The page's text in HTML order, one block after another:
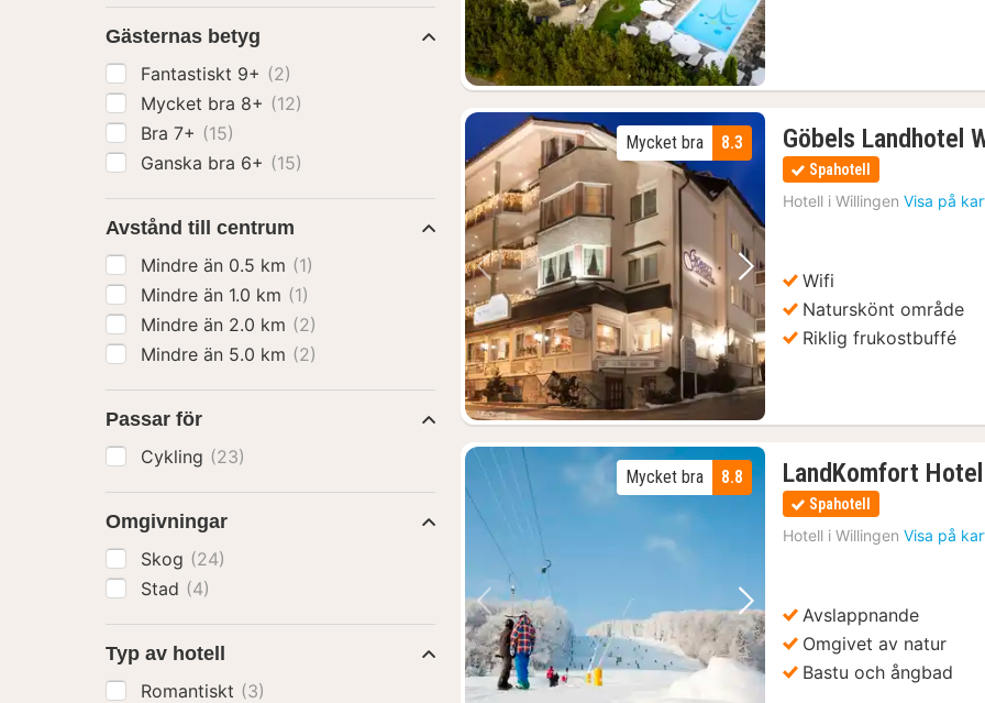
Föregående bild Nästa bild
8.3
Mycket bra Göbels Landhotel
Spahotell
Hotell i Willingen Visa på
Wifi
Naturskönt område
Riklig frukostbuffé
Föregående bild Nästa bild
8.8
Mycket bra LandKomfort Hotel
Spahotell
Hotell i Willingen Visa på
Avslappnande
Omgivet av natur
Bastu och ångbad
Gästernas betyg
Fantastiskt 9+ (2)
Mycket bra 8+ (12)
Bra 7+ (15)
Ganska bra 6+ (15)
Avstånd till centrum
Mindre än 0.5 km (1)
Mindre än 1.0 km (1)
Mindre än 2.0 km (2)
Mindre än 5.0 km (2)
Passar för
Cykling (23)
Omgivningar
Skog (24)
Stad (4)
Typ av hotell
Romantiskt (3)